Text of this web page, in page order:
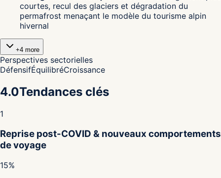
courtes, recul des glaciers et dégradation du
permafrost menaçant le modèle du tourisme alpin
hivernal
+4 more
Perspectives sectorielles
DéfensifÉquilibréCroissance
4.0Tendances clés
1
Reprise post-COVID & nouveaux comportements
de voyage
15%